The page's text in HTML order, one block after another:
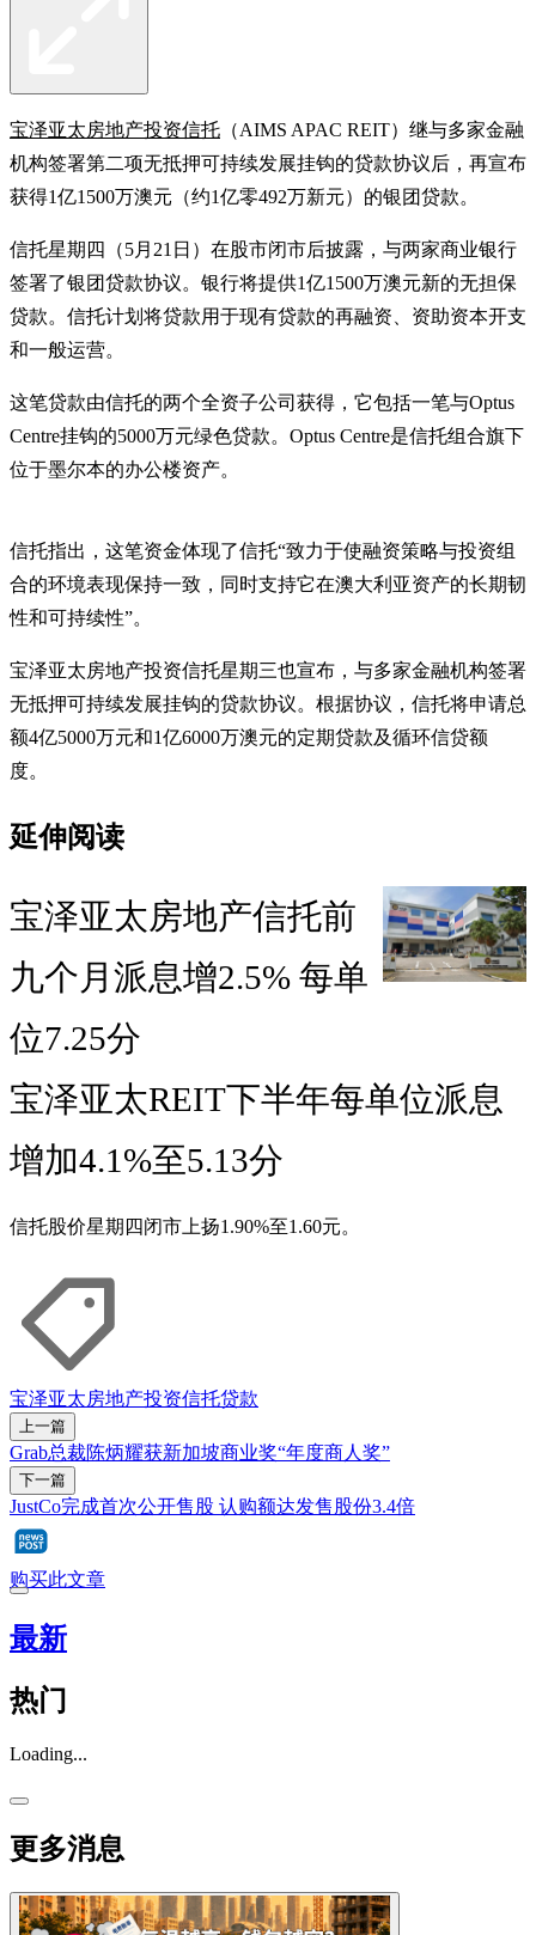
宝泽亚太房地产投资信托 （AIMS APAC REIT）继与多家金融
机构签署第二项无抵押可持续发展挂钩的贷款协议后，再宣布
获得1亿1500万澳元（约1亿零492万新元）的银团贷款。
信托星期四（5月21日）在股市闭市后披露，与两家商业银行
签署了银团贷款协议。银行将提供1亿1500万澳元新的无担保
贷款。信托计划将贷款用于现有贷款的再融资、资助资本开支
和一般运营。
这笔贷款由信托的两个全资子公司获得，它包括一笔与Optus
Centre挂钩的5000万元绿色贷款。Optus Centre是信托组合旗下
位于墨尔本的办公楼资产。
信托指出，这笔资金体现了信托“致力于使融资策略与投资组
合的环境表现保持一致，同时支持它在澳大利亚资产的长期韧
性和可持续性”。
宝泽亚太房地产投资信托星期三也宣布，与多家金融机构签署
无抵押可持续发展挂钩的贷款协议。根据协议，信托将申请总
额4亿5000万元和1亿6000万澳元的定期贷款及循环信贷额
度。
延伸阅读
宝泽亚太房地产信托前
九个月派息增2.5% 每单
位7.25分
宝泽亚太REIT下半年每单位派息
增加4.1%至5.13分
信托股价星期四闭市上扬1.90%至1.60元。
宝泽亚太房地产投资信托贷款
上一篇
Grab总裁陈炳耀获新加坡商业奖“年度商人奖”
下一篇
JustCo完成首次公开售股 认购额达发售股份3.4倍
购买此文章
最新
热门
Loading...
更多消息